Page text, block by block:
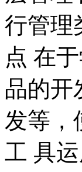
行管理
点 在
品的开
发等，
工 具